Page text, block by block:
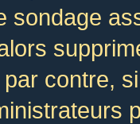
sondage
contre,